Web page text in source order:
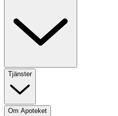
Tjänster
Om Apoteket